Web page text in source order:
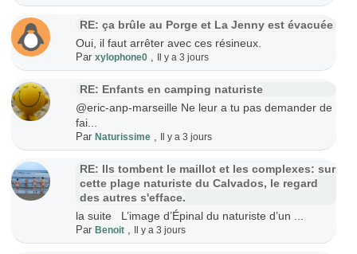
RE: ça brûle au Porge et La Jenny est évacuée
Oui, il faut arrêter avec ces résineux.
Parxylophone0 Il y a 3 jours
RE: Enfants en camping naturiste
@eric-anp-marseille Ne leur a tu pas demander de
fai...
ParNaturissime Il y a 3 jours
RE: Ils tombent le maillot et les complexes: sur
cette plage naturiste du Calvados, le regard
des autres s'efface.
la suite L’image d’Épinal du naturiste d’un ...
ParBenoit Il y a 3 jours